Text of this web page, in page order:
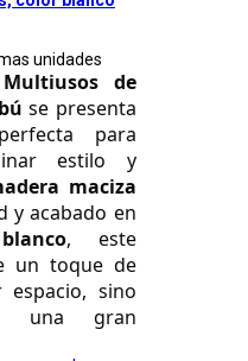
unidades
de
se presenta
para
estilo y
maciza
y acabado en
, este
un toque de
espacio, sino
una gran